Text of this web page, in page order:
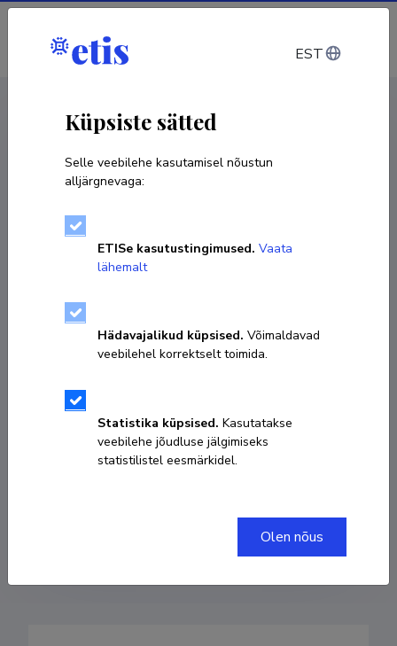
Sisene
Sünniaeg 08. oktoober 1973
Ametikoht
audiovisuaalkunsti dotsent
dirhoy@gmail.com
EST
Küpsiste sätted
Selle veebilehe kasutamisel nõustun
alljärgnevaga:
ETISe kasutustingimused. Vaata
lähemalt
Hädavajalikud küpsised. Võimaldavad
veebilehel korrektselt toimida.
Statistika küpsised. Kasutatakse
veebilehe jõudluse jälgimiseks
statistilistel eesmärkidel.
Olen nõus